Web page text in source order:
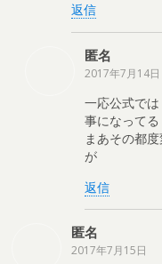
返信
匿名
2017年7月14日
一応公式で
事になってる
まあその都
が
返信
匿名
2017年7月15日